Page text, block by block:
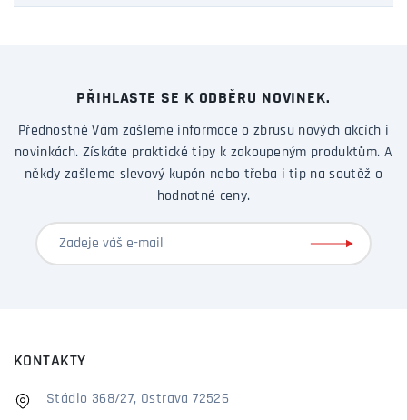
PŘIHLASTE SE K ODBĚRU NOVINEK.
Přednostně Vám zašleme informace o zbrusu nových akcích i
novinkách. Získáte praktické tipy k zakoupeným produktům. A
někdy zašleme slevový kupón nebo třeba i tip na soutěž o
hodnotné ceny.
KONTAKTY
Stádlo 368/27, Ostrava 72526